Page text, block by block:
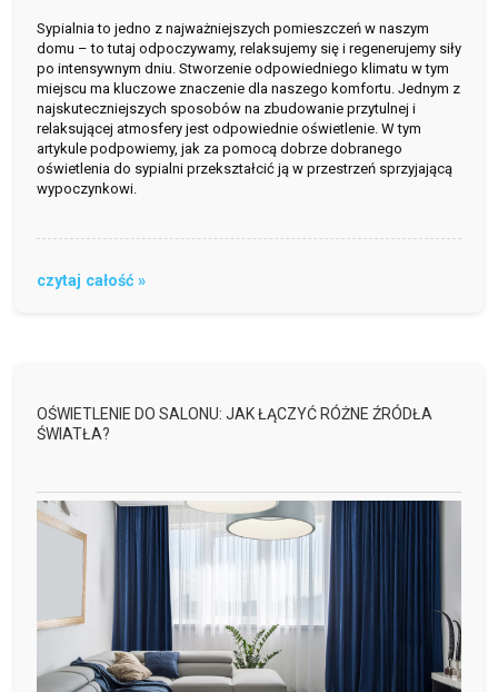
Sypialnia to jedno z najważniejszych pomieszczeń w naszym
domu – to tutaj odpoczywamy, relaksujemy się i regenerujemy siły
po intensywnym dniu. Stworzenie odpowiedniego klimatu w tym
miejscu ma kluczowe znaczenie dla naszego komfortu. Jednym z
najskuteczniejszych sposobów na zbudowanie przytulnej i
relaksującej atmosfery jest odpowiednie oświetlenie. W tym
artykule podpowiemy, jak za pomocą dobrze dobranego
oświetlenia do sypialni przekształcić ją w przestrzeń sprzyjającą
wypoczynkowi.
czytaj całość »
OŚWIETLENIE DO SALONU: JAK ŁĄCZYĆ RÓŻNE ŹRÓDŁA
ŚWIATŁA?